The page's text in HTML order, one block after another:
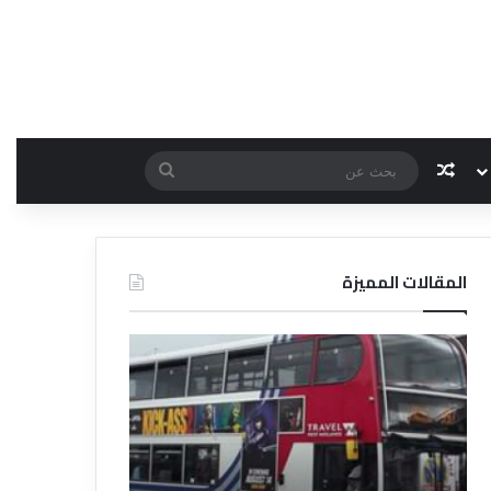
مقال عشوائي
عن
المقالات المميزة
د
ل
ي
ل
ش
ر